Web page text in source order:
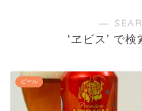
―
‘ヱビス’ で
ビール